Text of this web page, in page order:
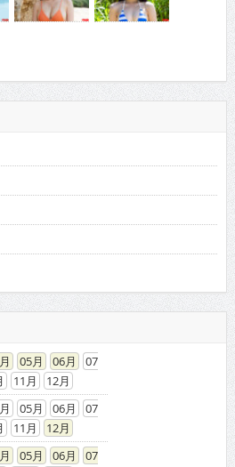
11
12
05 06
11
12
05 06
11
12